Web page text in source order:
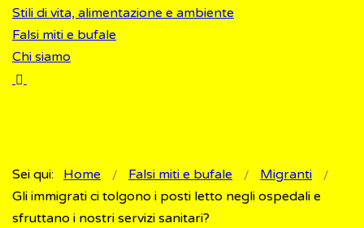
Stili di vita, alimentazione e ambiente
Falsi miti e bufale
Chi siamo
Sei qui: Home Falsi miti e bufale
Migranti
Gli immigrati ci tolgono i posti letto negli ospedali e
sfruttano i nostri servizi sanitari?